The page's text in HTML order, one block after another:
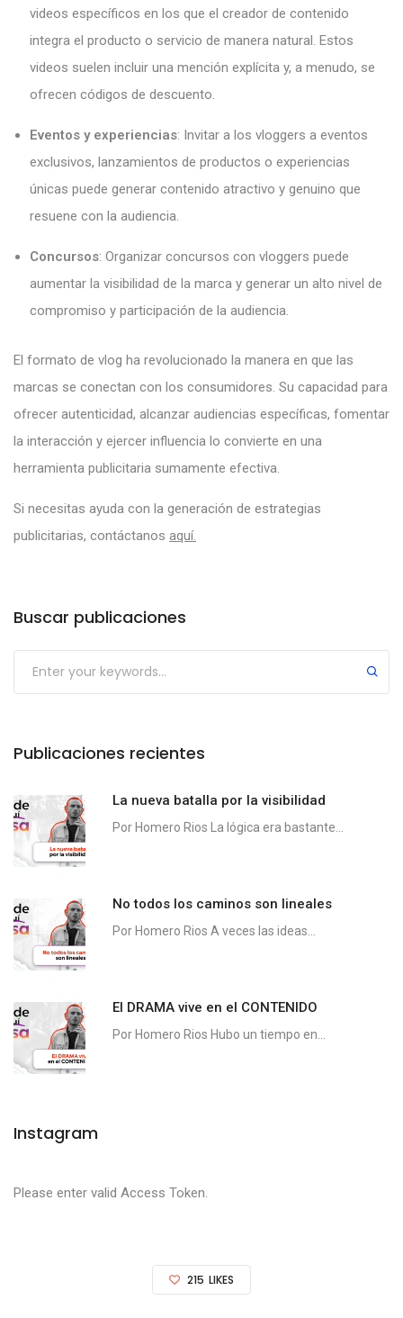
videos específicos en los que el creador de contenido
integra el producto o servicio de manera natural. Estos
videos suelen incluir una mención explícita y, a menudo, se
ofrecen códigos de descuento.
Eventos y experiencias: Invitar a los vloggers a eventos
exclusivos, lanzamientos de productos o experiencias
únicas puede generar contenido atractivo y genuino que
resuene con la audiencia.
Concursos: Organizar concursos con vloggers puede
aumentar la visibilidad de la marca y generar un alto nivel de
compromiso y participación de la audiencia.
El formato de vlog ha revolucionado la manera en que las
marcas se conectan con los consumidores. Su capacidad para
ofrecer autenticidad, alcanzar audiencias específicas, fomentar
la interacción y ejercer influencia lo convierte en una
herramienta publicitaria sumamente efectiva.
Si necesitas ayuda con la generación de estrategias
publicitarias, contáctanos aquí.
Buscar publicaciones
Publicaciones recientes
La nueva batalla por la visibilidad
Por Homero Rios La lógica era bastante...
No todos los caminos son lineales
Por Homero Rios A veces las ideas...
El DRAMA vive en el CONTENIDO
Por Homero Rios Hubo un tiempo en...
Instagram
Please enter valid Access Token.
215 LIKES